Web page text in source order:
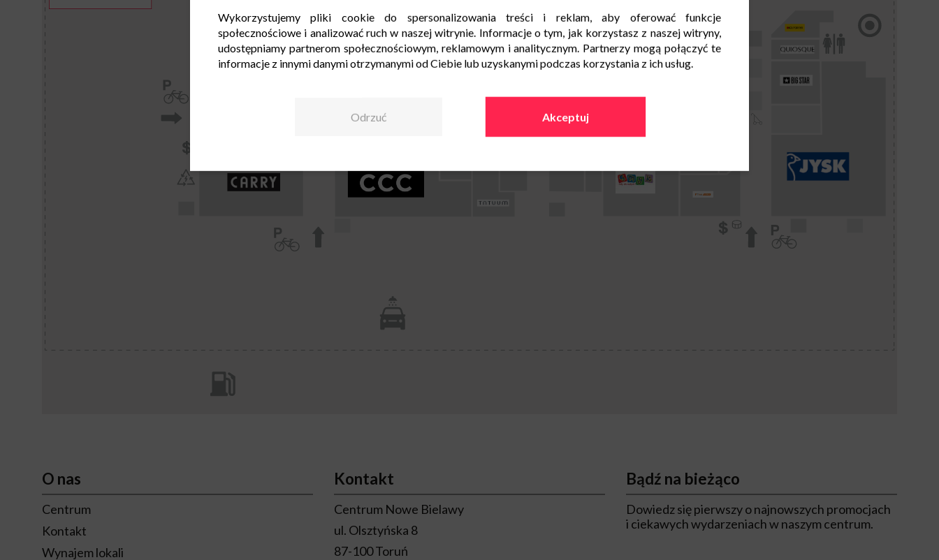
O nas
Centrum
Kontakt
Wynajem lokali
Kontakt
Centrum Nowe Bielawy
ul. Olsztyńska 8
87-100 Toruń
Bądź na bieżąco
Dowiedz się pierwszy o najnowszych promocjach
i ciekawych wydarzeniach w naszym centrum.
Wykorzystujemy pliki cookie do spersonalizowania treści i reklam, aby oferować funkcje
społecznościowe i analizować ruch w naszej witrynie. Informacje o tym, jak korzystasz z naszej witryny,
udostępniamy partnerom społecznościowym, reklamowym i analitycznym. Partnerzy mogą połączyć te
informacje z innymi danymi otrzymanymi od Ciebie lub uzyskanymi podczas korzystania z ich usług.
Odrzuć Akceptuj